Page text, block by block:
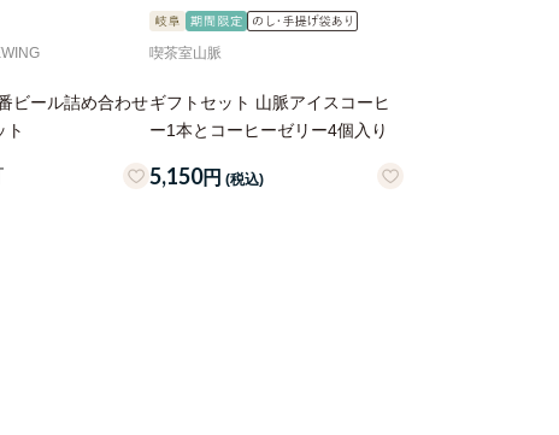
ビール詰め合わせ
ト
喫茶室山脈
ギフトセット 山脈アイスコーヒ
ー1本とコーヒーゼリー4個入り
5,150円 (税込)